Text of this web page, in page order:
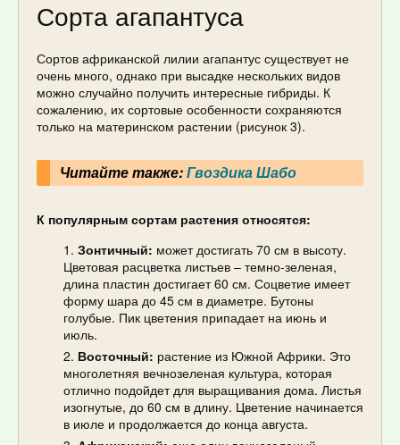
Сорта агапантуса
Сортов африканской лилии агапантус существует не
очень много, однако при высадке нескольких видов
можно случайно получить интересные гибриды. К
сожалению, их сортовые особенности сохраняются
только на материнском растении (рисунок 3).
Читайте также:Гвоздика Шабо
К популярным сортам растения относятся:
Зонтичный: может достигать 70 см в высоту.
Цветовая расцветка листьев – темно-зеленая,
длина пластин достигает 60 см. Соцветие имеет
форму шара до 45 см в диаметре. Бутоны
голубые. Пик цветения припадает на июнь и
июль.
Восточный: растение из Южной Африки. Это
многолетняя вечнозеленая культура, которая
отлично подойдет для выращивания дома. Листья
изогнутые, до 60 см в длину. Цветение начинается
в июле и продолжается до конца августа.